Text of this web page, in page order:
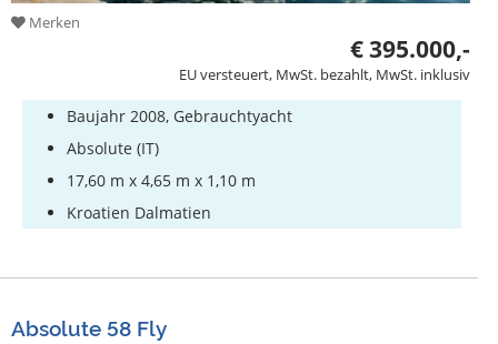
Merken
€ 395.000,-
EU versteuert, MwSt. bezahlt, MwSt. inklusiv
Baujahr 2008, Gebrauchtyacht
Absolute (IT)
17,60 m x 4,65 m x 1,10 m
Kroatien Dalmatien
Absolute 58 Fly